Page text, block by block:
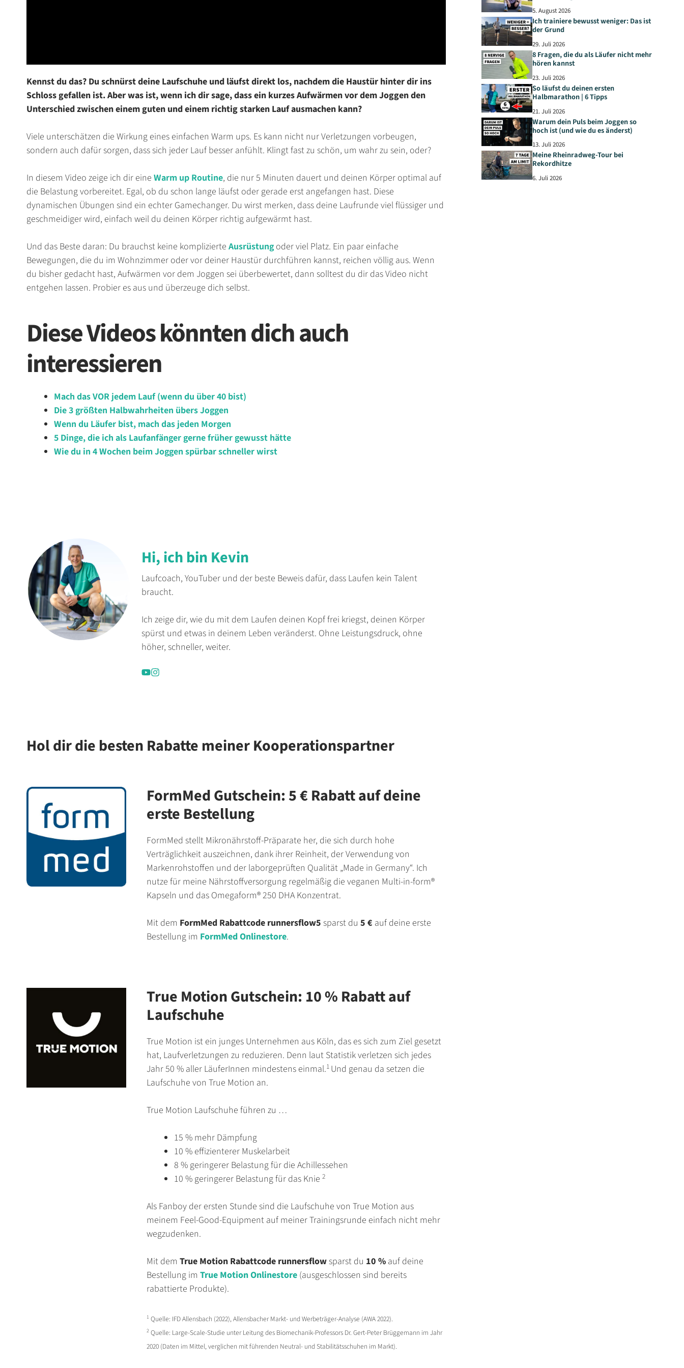
Kennst du das? Du schnürst deine Laufschuhe und läufst direkt los, nachdem die Haustür hinter dir ins
Schloss gefallen ist. Aber was ist, wenn ich dir sage, dass ein kurzes Aufwärmen vor dem Joggen den
Unterschied zwischen einem guten und einem richtig starken Lauf ausmachen kann?
Viele unterschätzen die Wirkung eines einfachen Warm ups. Es kann nicht nur Verletzungen vorbeugen,
sondern auch dafür sorgen, dass sich jeder Lauf besser anfühlt. Klingt fast zu schön, um wahr zu sein, oder?
In diesem Video zeige ich dir eine Warm up Routine, die nur 5 Minuten dauert und deinen Körper optimal auf
die Belastung vorbereitet. Egal, ob du schon lange läufst oder gerade erst angefangen hast. Diese
dynamischen Übungen sind ein echter Gamechanger. Du wirst merken, dass deine Laufrunde viel flüssiger und
geschmeidiger wird, einfach weil du deinen Körper richtig aufgewärmt hast.
Und das Beste daran: Du brauchst keine komplizierte Ausrüstungoder viel Platz. Ein paar einfache
Bewegungen, die du im Wohnzimmer oder vor deiner Haustür durchführen kannst, reichen völlig aus. Wenn
du bisher gedacht hast, Aufwärmen vor dem Joggen sei überbewertet, dann solltest du dir das Video nicht
entgehen lassen. Probier es aus und überzeuge dich selbst.
Diese Videos könnten dich auch
interessieren
Mach das VOR jedem Lauf (wenn du über 40 bist)
Die 3 größten Halbwahrheiten übers Joggen
Wenn du Läufer bist, mach das jeden Morgen
5 Dinge, die ich als Laufanfänger gerne früher gewusst hätte
Wie du in 4 Wochen beim Joggen spürbar schneller wirst
Hi, ich bin Kevin
Laufcoach, YouTuber und der beste Beweis dafür, dass Laufen kein Talent
braucht.
Ich zeige dir, wie du mit dem Laufen deinen Kopf frei kriegst, deinen Körper
spürst und etwas in deinem Leben veränderst. Ohne Leistungsdruck, ohne
höher, schneller, weiter.
Hol dir die besten Rabatte meiner Kooperationspartner
FormMed Gutschein: 5 € Rabatt auf deine
erste Bestellung
FormMed stellt Mikronährstoff-Präparate her, die sich durch hohe
Verträglichkeit auszeichnen, dank ihrer Reinheit, der Verwendung von
Markenrohstoffen und der laborgeprüften Qualität „Made in Germany“. Ich
nutze für meine Nährstoffversorgung regelmäßig die veganen Multi-in-form®
Kapseln und das Omegaform® 250 DHA Konzentrat.
Mit dem FormMed Rabattcode runnersflow5 sparst du 5 € auf deine erste
Bestellung im FormMed Onlinestore.
True Motion Gutschein: 10 % Rabatt auf
Laufschuhe
True Motion ist ein junges Unternehmen aus Köln, das es sich zum Ziel gesetzt
hat, Laufverletzungen zu reduzieren. Denn laut Statistik verletzen sich jedes
Jahr 50 % aller LäuferInnen mindestens einmal.1 Und genau da setzen die
Laufschuhe von True Motion an.
True Motion Laufschuhe führen zu …
15 % mehr Dämpfung
10 % effizienterer Muskelarbeit
8 % geringerer Belastung für die Achillessehen
10 % geringerer Belastung für das Knie 2
Als Fanboy der ersten Stunde sind die Laufschuhe von True Motion aus
meinem Feel-Good-Equipment auf meiner Trainingsrunde einfach nicht mehr
wegzudenken.
Mit dem True Motion Rabattcode runnersflow sparst du 10 % auf deine
Bestellung im True Motion Onlinestore (ausgeschlossen sind bereits
rabattierte Produkte).
1 Quelle: IFD Allensbach (2022), Allensbacher Markt- und Werbeträger-Analyse (AWA 2022).
2 Quelle: Large-Scale-Studie unter Leitung des Biomechanik-Professors Dr. Gert-Peter Brüggemann im Jahr
2020 (Daten im Mittel, verglichen mit führenden Neutral- und Stabilitätsschuhen im Markt).
5. August 2026
Ich trainiere bewusst weniger: Das ist
der Grund
29. Juli 2026
8 Fragen, die du als Läufer nicht mehr
hören kannst
23. Juli 2026
So läufst du deinen ersten
Halbmarathon | 6 Tipps
21. Juli 2026
Warum dein Puls beim Joggen so
hoch ist (und wie du es änderst)
13. Juli 2026
Meine Rheinradweg-Tour bei
Rekordhitze
6. Juli 2026